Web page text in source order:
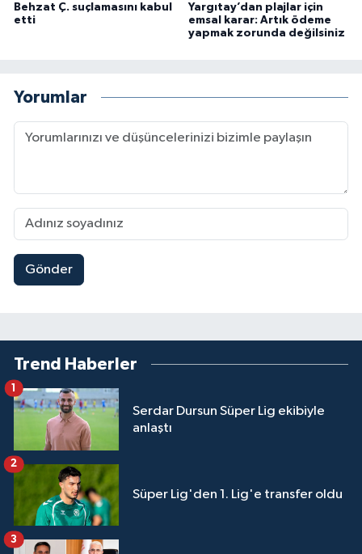
Behzat Ç. suçlamasını kabul
etti
Yargıtay’dan plajlar için
emsal karar: Artık ödeme
yapmak zorunda değilsiniz
Yorumlar
Gönder
Trend Haberler
Serdar Dursun Süper Lig ekibiyle
anlaştı
1
Süper Lig'den 1. Lig'e transfer oldu
2
3